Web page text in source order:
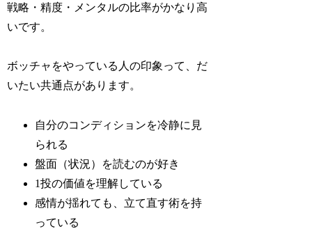
戦略・精度・メンタルの比率がかなり高
いです。
ボッチャをやっている人の印象って、だ
いたい共通点があります。
自分のコンディションを冷静に見
られる
盤面（状況）を読むのが好き
1投の価値を理解している
感情が揺れても、立て直す術を持
っている